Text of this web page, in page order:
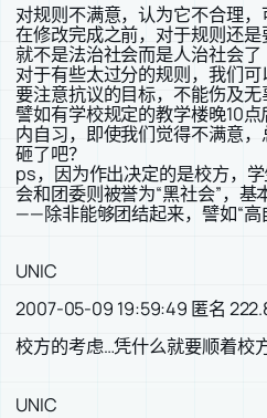
对规则不满意，认为它不合理
在修改完成之前，对于规则还
就不是法治社会而是人治社会了
对于有些太过分的规则，我们
要注意抗议的目标，不能伤及无
譬如有学校规定的教学楼晚10
内自习，即使我们觉得不满意
砸了吧？
ps，因为作出决定的是校方，
会和团委则被誉为“黑社会”，
——除非能够团结起来，譬如“高
UNIC
2007-05-09 19:59:49 匿名
校方的考虑…凭什么就要顺着校
UNIC